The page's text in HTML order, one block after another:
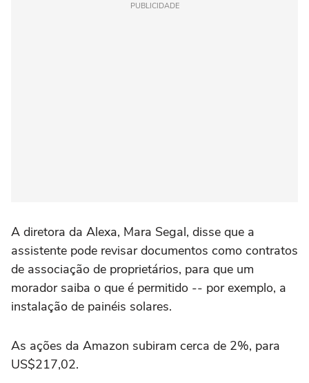
PUBLICIDADE
A diretora da Alexa, Mara Segal, disse que a
assistente pode revisar documentos como contratos
de associação de proprietários, para que um
morador saiba o que é permitido -- por exemplo, a
instalação de painéis solares.
As ações da Amazon subiram cerca de 2%, para
US$217,02.